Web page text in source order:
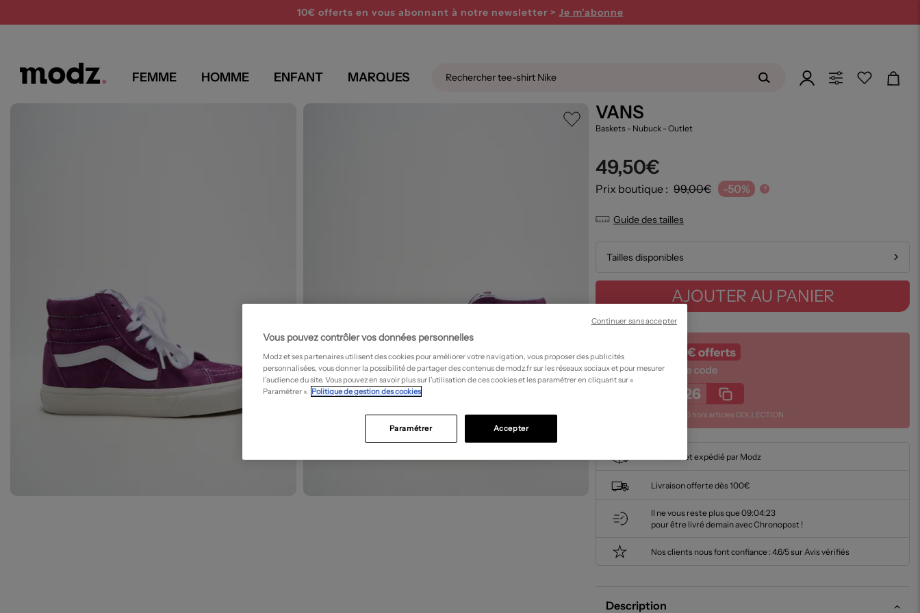
10€ offerts en vous abonnant à notre newsletter >Je m'abonne
FEMME HOMME ENFANT MARQUES
VANS
Baskets - Nubuck - Outlet
49,50€
Prix boutique : 99,00€ -50% ?
Guide des tailles
Tailles disponibles
AJOUTER AU PANIER
En stock et expédié par Modz
Livraison offerte dès 100€
Il ne vous reste plus que09:04:22
pour être livré demain avec Chronopost !
Nos clients nous font confiance : 4.6/5 sur Avis vérifiés
Description
Vous pouvez contrôler vos données personnelles
Modz et ses partenaires utilisent des cookies pour améliorer votre navigation, vous proposer des publicités
personnalisées, vous donner la possibilité de partager des contenus de modz.fr sur les réseaux sociaux et pour mesurer
l’audience du site. Vous pouvez en savoir plus sur l’utilisation de ces cookies et les paramétrer en cliquant sur «
Paramétrer ». Politique de gestion des cookies
Accepter
Paramétrer
Continuer sans accepter